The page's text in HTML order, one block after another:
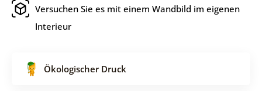
Versuchen Sie es mit einem Wandbild im eigenen
Interieur
Ökologischer Druck